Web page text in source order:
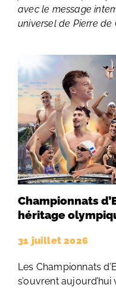
avec le message
universel de Pierre de
Championnats
héritage
31 juillet 2026
Les Championnats
s’ouvrent